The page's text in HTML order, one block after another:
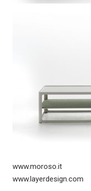
www.moroso.it
www.layerdesign.com